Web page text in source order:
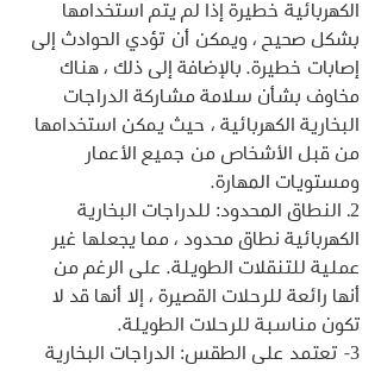
الكهربائية خطيرة إذا لم يتم استخدامها
بشكل صحيح ، ويمكن أن تؤدي الحوادث إلى
إصابات خطيرة. بالإضافة إلى ذلك ، هناك
مخاوف بشأن سلامة مشاركة الدراجات
البخارية الكهربائية ، حيث يمكن استخدامها
من قبل الأشخاص من جميع الأعمار
ومستويات المهارة.
2. النطاق المحدود: للدراجات البخارية
الكهربائية نطاق محدود ، مما يجعلها غير
عملية للتنقلات الطويلة. على الرغم من
أنها رائعة للرحلات القصيرة ، إلا أنها قد لا
تكون مناسبة للرحلات الطويلة.
3- تعتمد على الطقس: الدراجات البخارية